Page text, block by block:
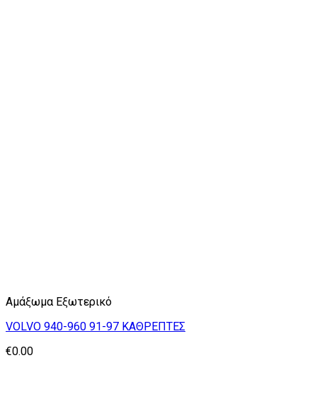
Αμάξωμα Εξωτερικό
VOLVO 940-960 91-97 ΚΑΘΡΕΠΤΕΣ
€0.00